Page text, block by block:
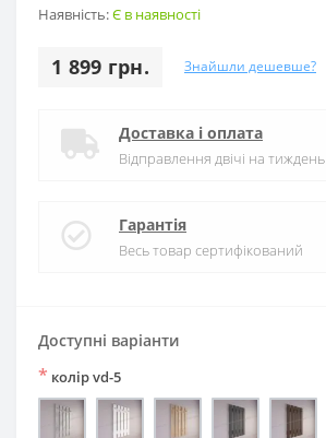
Наявність:Є в наявності
1 899 грн. Знайшли дешевше?
Доставка і оплата
Відправлення двічі на тиждень
Гарантія
Весь товар сертифікований
Доступні варіанти
* колір vd-5